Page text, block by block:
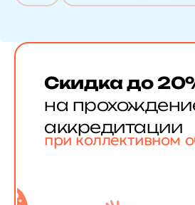
Скидка до
на
аккредитации
при коллективном